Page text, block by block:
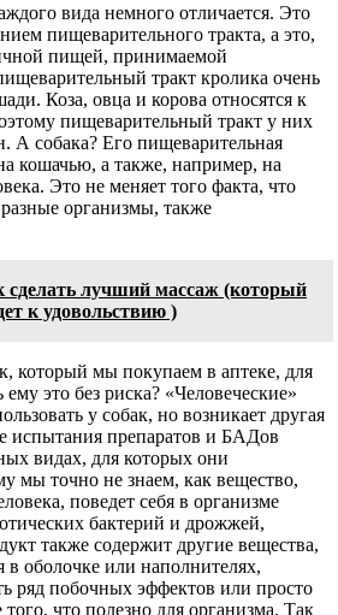
вида немного отличается. Это
пищеварительного тракта, а это,
пищей, принимаемой
тракт кролика очень
Коза, овца и корова относятся к
пищеварительный тракт у них
А собака? Его пищеварительная
кошачью, а также, например, на
Это не меняет того факта, что
организмы, также
сделать лучший массаж (который
к удовольствию )
который мы покупаем в аптеке, для
это без риска? «Человеческие»
у собак, но возникает другая
испытания препаратов и БАДов
видах, для которых они
мы точно не знаем, как вещество,
поведет себя в организме
бактерий и дрожжей,
также содержит другие вещества,
оболочке или наполнителях,
ряд побочных эффектов или просто
что полезно для организма. Так